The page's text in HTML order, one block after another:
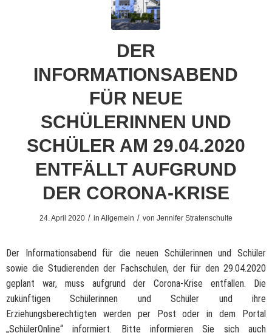
DER
INFORMATIONSABEND
FÜR NEUE
SCHÜLERINNEN UND
SCHÜLER AM 29.04.2020
ENTFÄLLT AUFGRUND
DER CORONA-KRISE
24. April 2020 / in Allgemein / von Jennifer Stratenschulte
Der Informationsabend für die neuen Schülerinnen und Schüler
sowie die Studierenden der Fachschulen, der für den 29.04.2020
geplant war, muss aufgrund der Corona-Krise entfallen. Die
zukünftigen Schülerinnen und Schüler und ihre
Erziehungsberechtigten werden per Post oder in dem Portal
„SchülerOnline“ informiert. Bitte informieren Sie sich auch